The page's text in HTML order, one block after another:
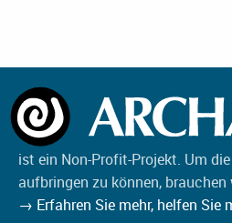
ist ein Non-Profit-Projekt. Um
aufbringen zu können,
→ Erfahren Sie mehr, helfen Sie